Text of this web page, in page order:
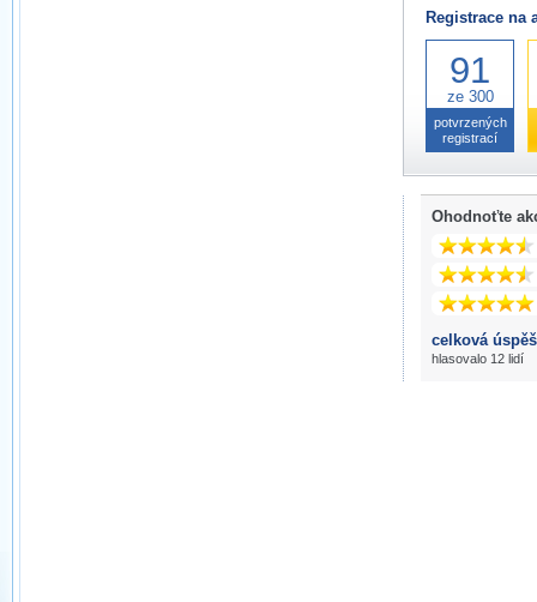
Registrace na
91
ze 300
potvrzených
registrací
Ohodnoťte
celková
hlasovalo 12 lidí